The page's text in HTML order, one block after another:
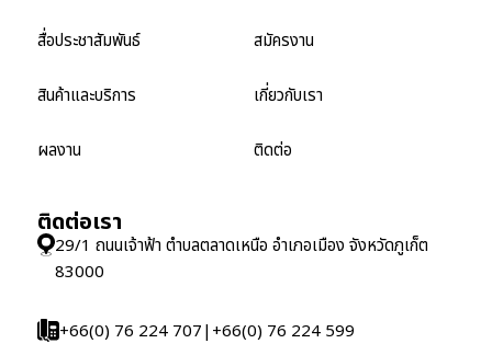
สื่อประชาสัมพันธ์
สินค้าและบริการ
ผลงาน
สมัครงาน
เกี่ยวกับเรา
ติดต่อ
ติดต่อเรา
29/1 ถนนเจ้าฟ้า ตำบลตลาดเหนือ อำเภอเมือง จังหวัดภูเก็ต
83000
+66(0) 76 224 707|+66(0) 76 224 599